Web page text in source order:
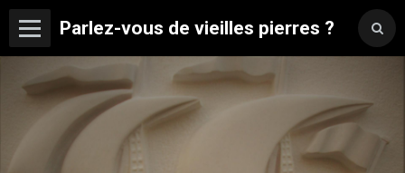
Parlez-vous de vieilles pierres ?